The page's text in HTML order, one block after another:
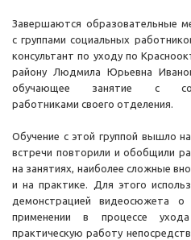
Завершаются образовательные
с группами социальных
консультант по уходу по
району Людмила Юрьевна
обучающее занятие с
работниками своего отделения.
Обучение с этой группой вышло
встречи повторили и обобщили
на занятиях, наиболее сложные
и на практике. Для этого
демонстрацией видеосюжета
применении в процессе
практическую работу